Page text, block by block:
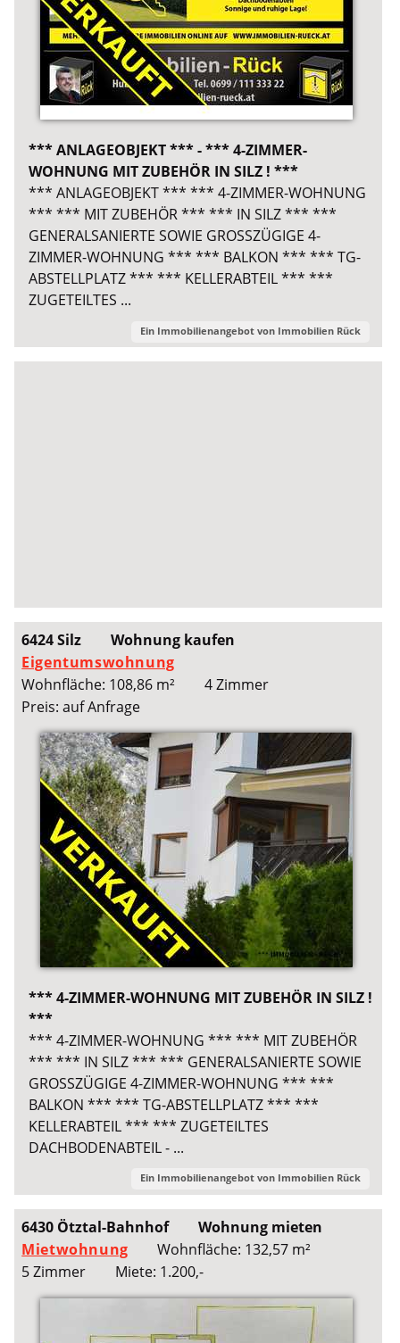
*** ANLAGEOBJEKT *** - *** 4-ZIMMER-
WOHNUNG MIT ZUBEHÖR IN SILZ ! ***
*** ANLAGEOBJEKT *** *** 4-ZIMMER-WOHNUNG
*** *** MIT ZUBEHÖR *** *** IN SILZ *** ***
GENERALSANIERTE SOWIE GROSSZÜGIGE 4-
ZIMMER-WOHNUNG *** *** BALKON *** *** TG-
ABSTELLPLATZ *** *** KELLERABTEIL *** ***
ZUGETEILTES ...
Ein Immobilienangebot von Immobilien Rück
6424 Silz
Wohnung kaufen
Eigentumswohnung
Wohnfläche: 108,86 m²
4 Zimmer
Preis: auf Anfrage
*** 4-ZIMMER-WOHNUNG MIT ZUBEHÖR IN SILZ !
***
*** 4-ZIMMER-WOHNUNG *** *** MIT ZUBEHÖR
*** *** IN SILZ *** *** GENERALSANIERTE SOWIE
GROSSZÜGIGE 4-ZIMMER-WOHNUNG *** ***
BALKON *** *** TG-ABSTELLPLATZ *** ***
KELLERABTEIL *** *** ZUGETEILTES
DACHBODENABTEIL - ...
Ein Immobilienangebot von Immobilien Rück
6430 Ötztal-Bahnhof
Wohnung mieten
Mietwohnung
Wohnfläche: 132,57 m²
5 Zimmer
Miete: 1.200,-